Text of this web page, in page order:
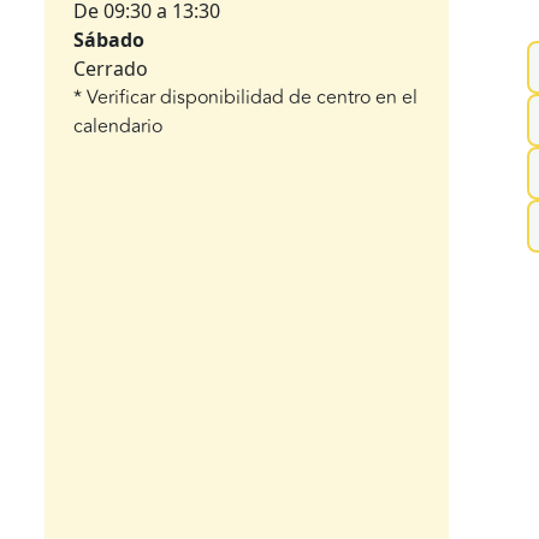
De 09:30 a 13:30
Sábado
Cerrado
* Verificar disponibilidad de centro en el
calendario